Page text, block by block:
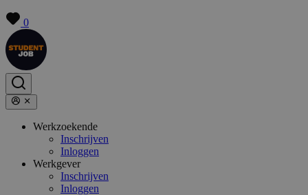
0
Werkzoekende
Inschrijven
Inloggen
Werkgever
Inschrijven
Inloggen